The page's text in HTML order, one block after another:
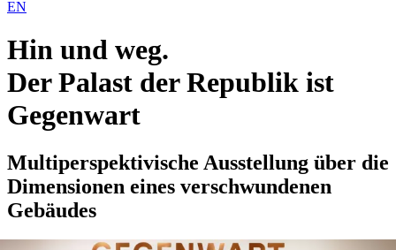
EN
Hin und weg.
Der Palast der Republik ist
Gegenwart
Multiperspektivische Ausstellung über die
Dimensionen eines verschwundenen
Gebäudes